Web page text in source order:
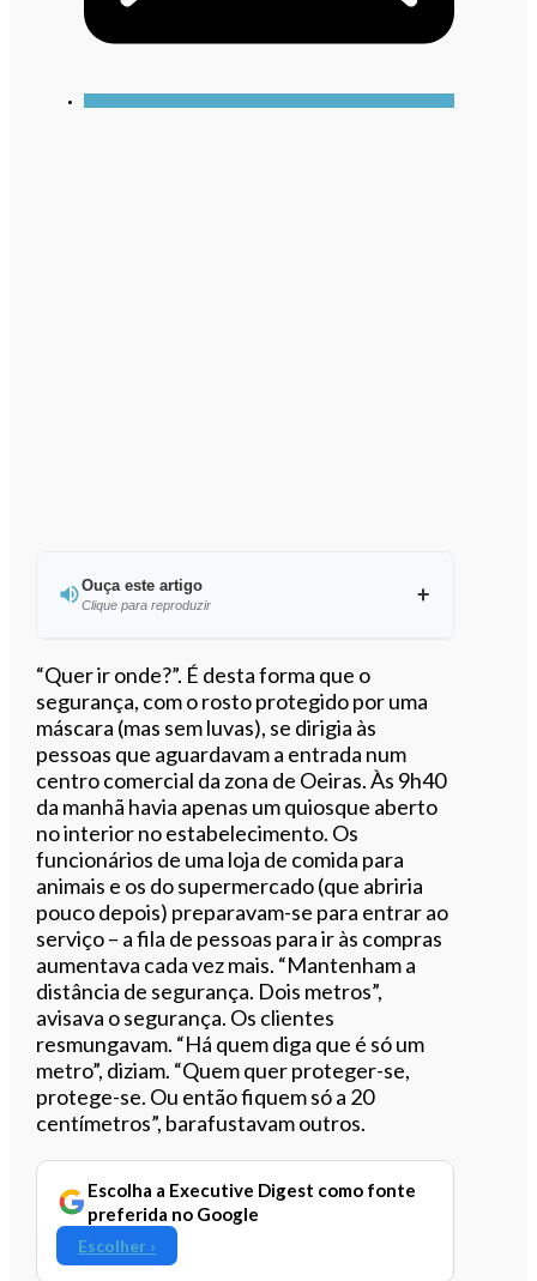
Ouça este artigo
Clique para reproduzir
Ouvir este artigo
“Quer ir onde?”. É desta forma que o
segurança, com o rosto protegido por uma
máscara (mas sem luvas), se dirigia às
pessoas que aguardavam a entrada num
centro comercial da zona de Oeiras. Às 9h40
da manhã havia apenas um quiosque aberto
no interior no estabelecimento. Os
funcionários de uma loja de comida para
animais e os do supermercado (que abriria
pouco depois) preparavam-se para entrar ao
serviço – a fila de pessoas para ir às compras
aumentava cada vez mais. “Mantenham a
distância de segurança. Dois metros”,
avisava o segurança. Os clientes
resmungavam. “Há quem diga que é só um
metro”, diziam. “Quem quer proteger-se,
protege-se. Ou então fiquem só a 20
centímetros”, barafustavam outros.
Escolha a Executive Digest como fonte
preferida no Google
Escolher ›